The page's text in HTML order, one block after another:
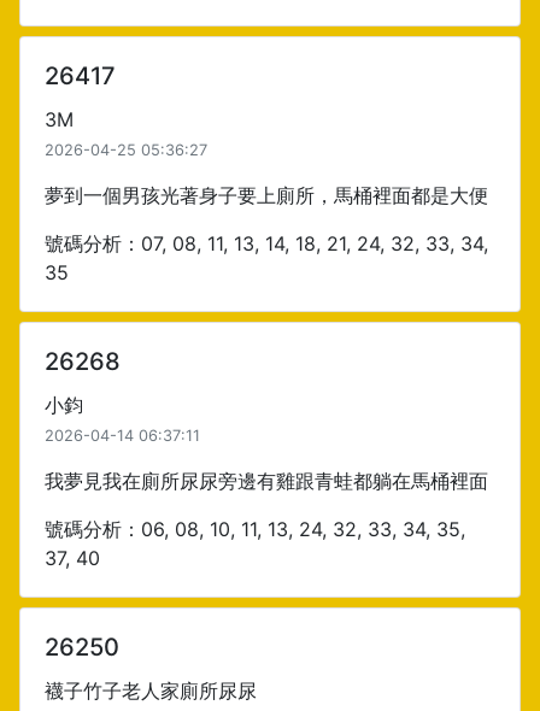
26417
3M
2026-04-25 05:36:27
夢到一個男孩光著身子要上廁所，馬桶裡面都是大便
號碼分析：07, 08, 11, 13, 14, 18, 21, 24, 32, 33, 34,
35
26268
小鈞
2026-04-14 06:37:11
我夢見我在廁所尿尿旁邊有雞跟青蛙都躺在馬桶裡面
號碼分析：06, 08, 10, 11, 13, 24, 32, 33, 34, 35,
37, 40
26250
襪子竹子老人家廁所尿尿